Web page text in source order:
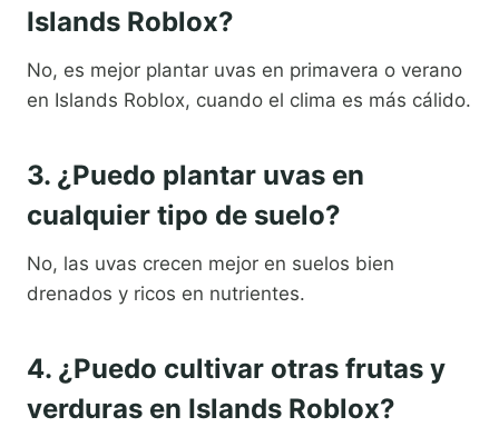
Islands Roblox?
No, es mejor plantar uvas en primavera o verano
en Islands Roblox, cuando el clima es más cálido.
3. ¿Puedo plantar uvas en
cualquier tipo de suelo?
No, las uvas crecen mejor en suelos bien
drenados y ricos en nutrientes.
4. ¿Puedo cultivar otras frutas y
verduras en Islands Roblox?